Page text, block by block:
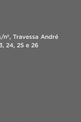
Travessa André
24, 25 e 26